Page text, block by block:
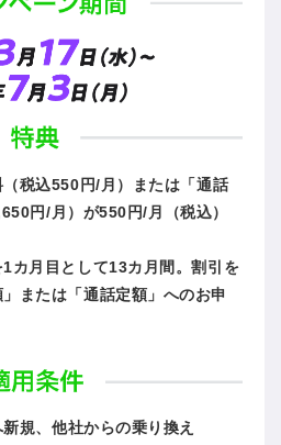
（税込550円/月）または「通話
円/月）が550円/月（税込）
カ月目として13カ月間。割引を
または「通話定額」へのお申
規、他社からの乗り換え